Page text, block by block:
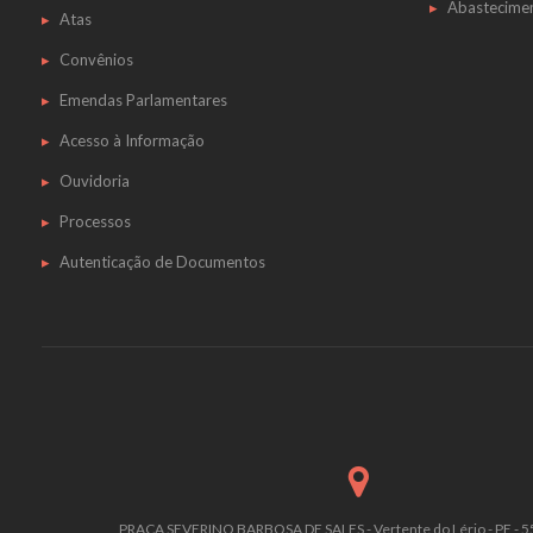
Atas
Convênios
Emendas Parlamentares
Acesso à Informação
Ouvidoria
Processos
Autenticação de Documentos
PRACA SEVERINO BARBOSA DE SALES - Vertente do Lério - PE -